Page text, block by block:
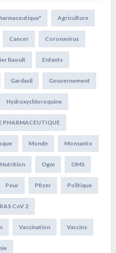
Agriculture
Cancer Coronavirus
Raoult Enfants
Gardasil Gouvernement
Hydroxychloroquine
PHARMACEUTIQUE
Monde Monsanto
Nutrition Ogm OMS
Peur Pfizer Politique
CoV 2
Vaccination Vaccins